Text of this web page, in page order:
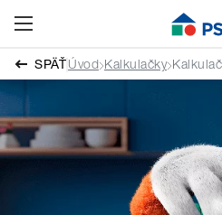
SPÄŤÚvod Kalkulačky